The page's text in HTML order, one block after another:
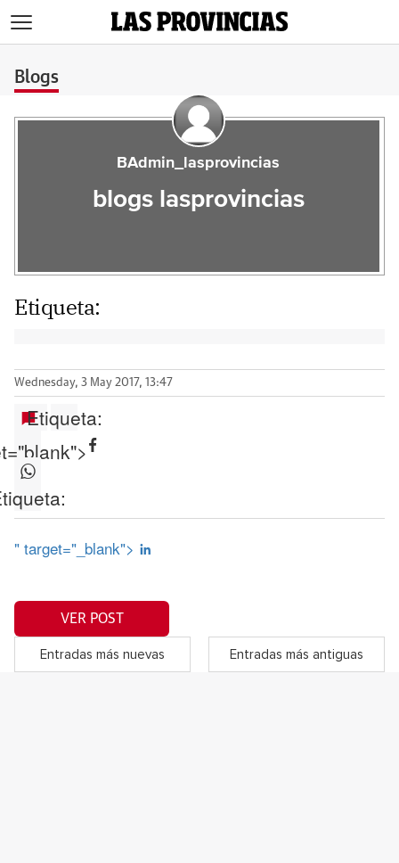
Blogs
BAdmin_lasprovincias
blogs lasprovincias
Etiqueta:
Wednesday, 3 May 2017, 13:47
Etiqueta:
" target="_blank">
VER POST
Entradas más nuevas Entradas más antiguas